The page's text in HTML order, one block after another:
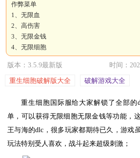
作弊菜单
1、无限血
2、高伤害
3、无限金钱
4、无限细胞
版本：3.5.9最新版 时间：
重生细胞破解版大全 破解游戏大全
重生细胞国际服给大家解锁了全部的
单，可以获得无限细胞无限金钱等功能，
王与海的dlc，很多玩家都期待已久，游戏
玩法特别受人喜欢，战斗起来超级刺激；